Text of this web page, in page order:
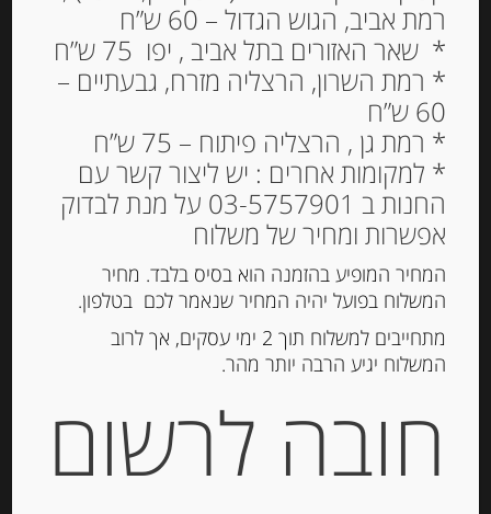
פסטה מקמח דורום
סמולינה “מנצ’יני”,קפאליני
CAPELLINI
₪22.00
מחיר ל 100 גרם: 4.40 ש"ח
קטגוריה:פסטה יבשה ואורז
רמת אביב, הגוש הגדול – 60 ש”ח
* שאר האזורים בתל אביב , יפו 75 ש”ח
* רמת השרון, הרצליה מזרח, גבעתיים –
60 ש”ח
* רמת גן , הרצליה פיתוח – 75 ש”ח
* למקומות אחרים : יש ליצור קשר עם
החנות ב 03-5757901 על מנת לבדוק
אפשרות ומחיר של משלוח
המחיר המופיע בהזמנה הוא בסיס בלבד. מחיר
המשלוח בפועל יהיה המחיר שנאמר לכם בטלפון.
מתחייבים למשלוח תוך 2 ימי עסקים, אך לרוב
המשלוח יגיע הרבה יותר מהר.
חובה לרשום